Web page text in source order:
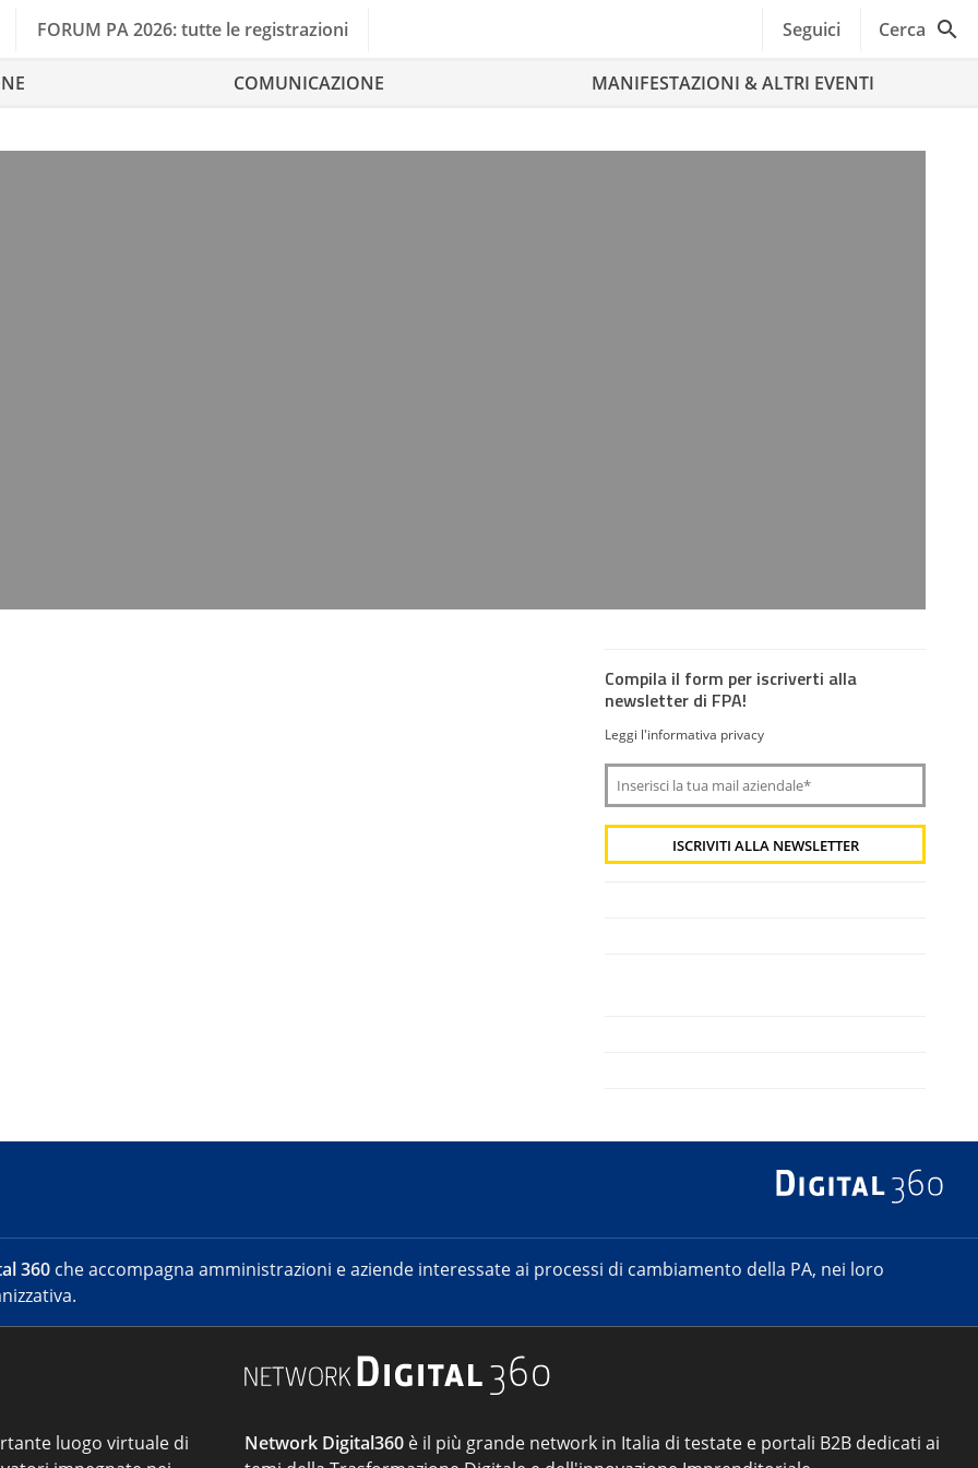
FORUM PA 2026: tutte le registrazioni Seguici Cerca
COMUNICAZIONE MANIFESTAZIONI & ALTRI EVENTI
Compila il form per iscriverti alla
newsletter di FPA!
Leggi l'informativa privacy
360 che accompagna amministrazioni e aziende interessate ai processi di cambiamento della PA, nei loro
luogo virtuale di
Network Digital360 è il più grande network in Italia di testate e portali B2B dedicati ai